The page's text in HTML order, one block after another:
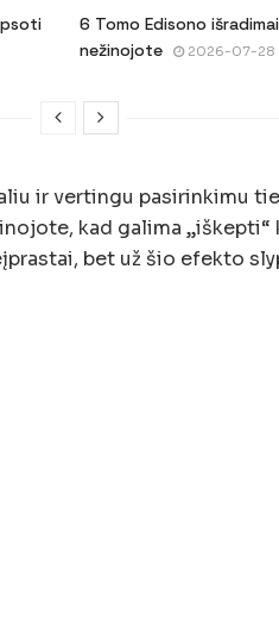
6 Tomo Edisono
nežinojote
2026-07-28
ir vertingu pasirinkimu
kad galima „iškepti“
bet už šio efekto